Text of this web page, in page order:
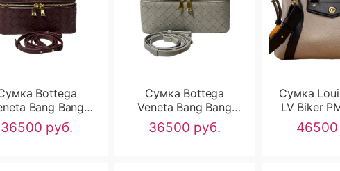
Bottega
Bang Bang
RN2713
36500 руб.
Сумка Bottega
Veneta Bang Bang
RN2712
36500 руб.
Сумка
LV Biker
46500